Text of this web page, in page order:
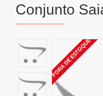
Conjunto
FORA DE ESTOQUE